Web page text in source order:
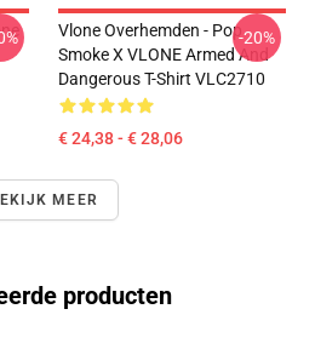
Vlone Overhemden - Pop
Smoke X VLONE Armed And
Dangerous T-Shirt VLC2710
€ 24,38 - € 28,06
-20%
MEER
producten